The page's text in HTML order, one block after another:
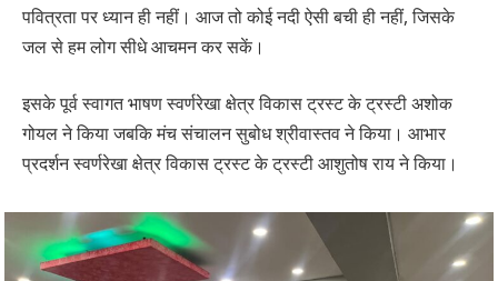
पवित्रता पर ध्यान ही नहीं। आज तो कोई नदी ऐसी बची ही नहीं, जिसके
जल से हम लोग सीधे आचमन कर सकें।
इसके पूर्व स्वागत भाषण स्वर्णरेखा क्षेत्र विकास ट्रस्ट के ट्रस्टी अशोक
गोयल ने किया जबकि मंच संचालन सुबोध श्रीवास्तव ने किया। आभार
प्रदर्शन स्वर्णरेखा क्षेत्र विकास ट्रस्ट के ट्रस्टी आशुतोष राय ने किया।